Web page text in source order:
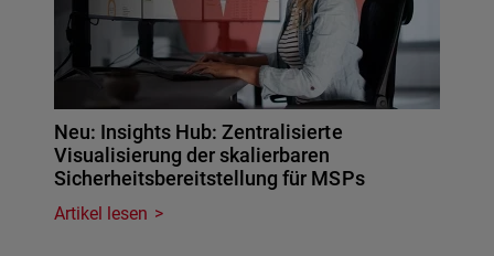
Neu: Insights Hub: Zentralisierte
Visualisierung der skalierbaren
Sicherheitsbereitstellung für MSPs
Artikel lesen